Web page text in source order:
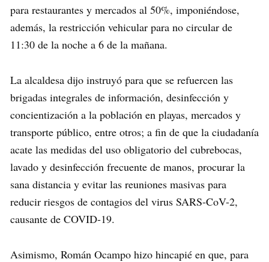
para restaurantes y mercados al 50%, imponiéndose,
además, la restricción vehicular para no circular de
11:30 de la noche a 6 de la mañana.
La alcaldesa dijo instruyó para que se refuercen las
brigadas integrales de información, desinfección y
concientización a la población en playas, mercados y
transporte público, entre otros; a fin de que la ciudadanía
acate las medidas del uso obligatorio del cubrebocas,
lavado y desinfección frecuente de manos, procurar la
sana distancia y evitar las reuniones masivas para
reducir riesgos de contagios del virus SARS-CoV-2,
causante de COVID-19.
Asimismo, Román Ocampo hizo hincapié en que, para